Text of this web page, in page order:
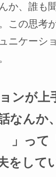
か、誰も
この思考
ケーシ
ンが上
なんか
」って
して